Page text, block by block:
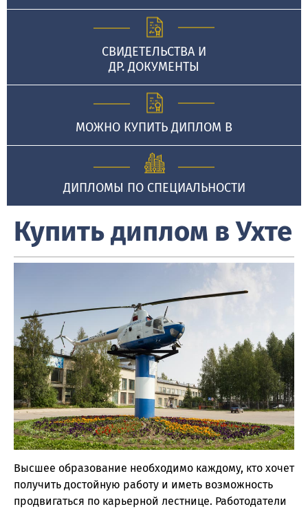
СВИДЕТЕЛЬСТВА И
ДР. ДОКУМЕНТЫ
МОЖНО КУПИТЬ ДИПЛОМ В
ДИПЛОМЫ ПО СПЕЦИАЛЬНОСТИ
Купить диплом в Ухте
Высшее образование необходимо каждому, кто хочет
получить достойную работу и иметь возможность
продвигаться по карьерной лестнице. Работодатели